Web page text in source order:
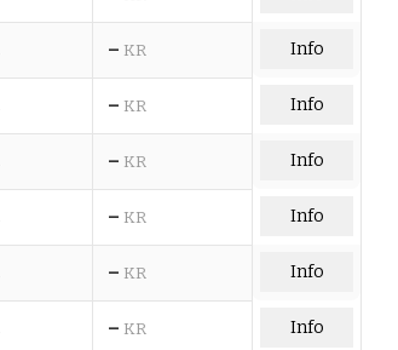
– KR Info
– KR Info
– KR Info
– KR Info
– KR Info
– KR Info